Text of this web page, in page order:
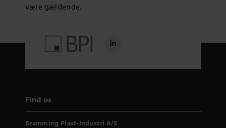
være gældende.
Find os
Bramming Plast-Industri A/S